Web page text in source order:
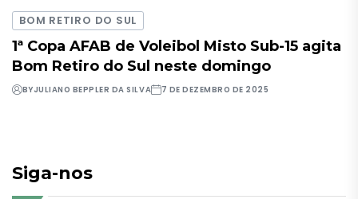
BOM RETIRO DO SUL
1ª Copa AFAB de Voleibol Misto Sub-15 agita
Bom Retiro do Sul neste domingo
BYJULIANO BEPPLER DA SILVA 7 DE DEZEMBRO DE 2025
Siga-nos